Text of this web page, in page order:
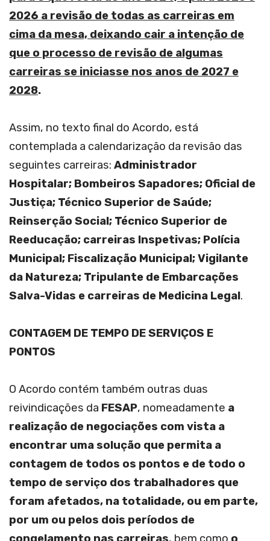
2026 a revisão de todas as carreiras em
cima da mesa, deixando cair a intenção de
que o processo de revisão de algumas
carreiras se iniciasse nos anos de 2027 e
2028.
Assim, no texto final do Acordo, está
contemplada a calendarização da revisão das
seguintes carreiras: Administrador
Hospitalar; Bombeiros Sapadores; Oficial de
Justiça; Técnico Superior de Saúde;
Reinserção Social; Técnico Superior de
Reeducação; carreiras Inspetivas; Polícia
Municipal; Fiscalização Municipal; Vigilante
da Natureza; Tripulante de Embarcações
Salva-Vidas e carreiras de Medicina Legal.
CONTAGEM DE TEMPO DE SERVIÇOS E
PONTOS
O Acordo contém também outras duas
reivindicações da FESAP, nomeadamente a
realização de negociações com vista a
encontrar uma solução que permita a
contagem de todos os pontos e de todo o
tempo de serviço dos trabalhadores que
foram afetados, na totalidade, ou em parte,
por um ou pelos dois períodos de